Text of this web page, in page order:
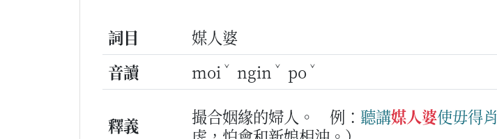
詞目
媒人婆
音讀
moi ˇ ngin ˇ po ˇ
釋義 撮合姻緣的婦人。 例： 聽講媒人婆使毋得肖